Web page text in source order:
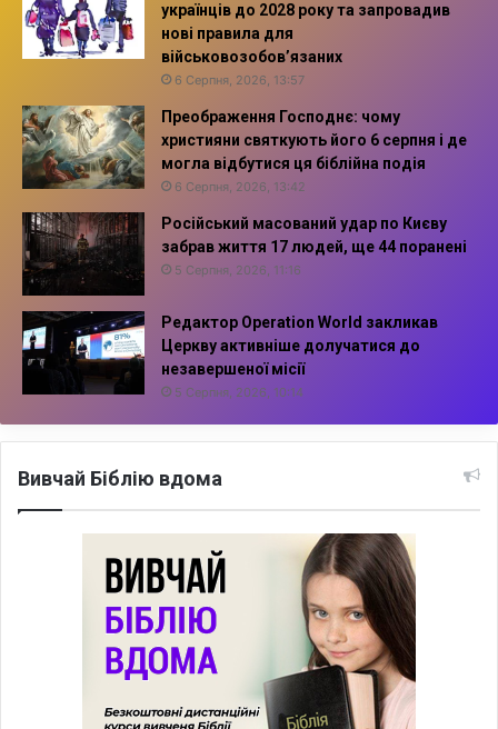
українців до 2028 року та запровадив
нові правила для
військовозобов’язаних
6 Серпня, 2026, 13:57
Преображення Господнє: чому
християни святкують його 6 серпня і де
могла відбутися ця біблійна подія
6 Серпня, 2026, 13:42
Російський масований удар по Києву
забрав життя 17 людей, ще 44 поранені
5 Серпня, 2026, 11:16
Редактор Operation World закликав
Церкву активніше долучатися до
незавершеної місії
5 Серпня, 2026, 10:14
Вивчай Біблію вдома